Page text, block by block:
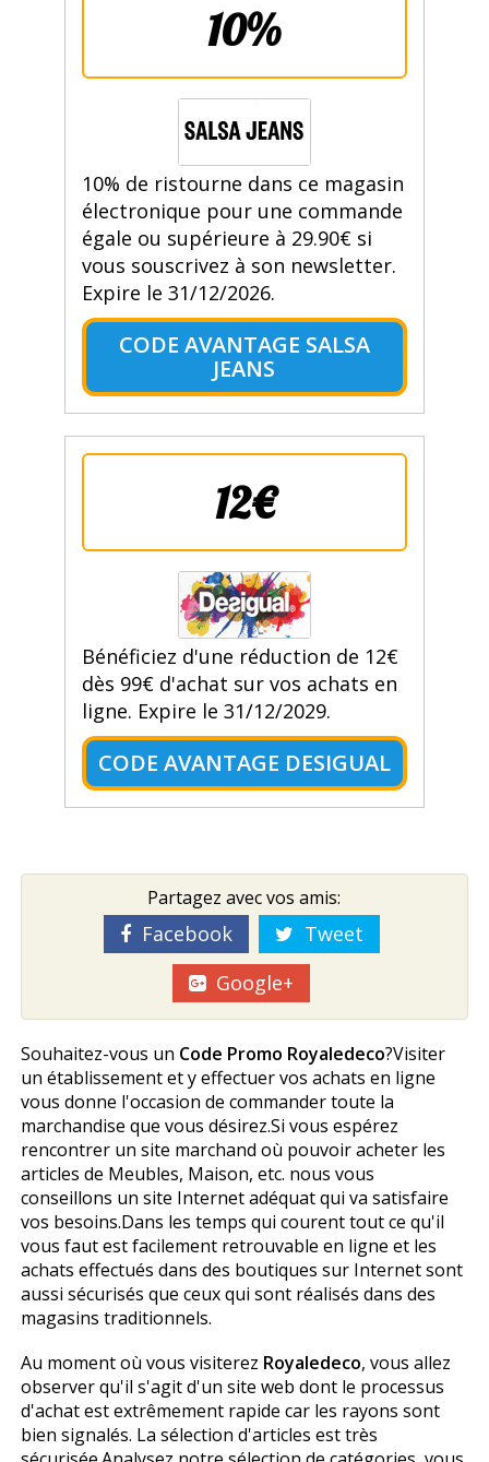
10%
10% de ristourne dans ce magasin
électronique pour une commande
égale ou supérieure à 29.90€ si
vous souscrivez à son newsletter.
Expire le 31/12/2026.
CODE AVANTAGE SALSA
JEANS
12€
Bénéficiez d'une réduction de 12€
dès 99€ d'achat sur vos achats en
ligne. Expire le 31/12/2029.
CODE AVANTAGE DESIGUAL
Partagez avec vos amis:
Facebook
Tweet
Google+
Souhaitez-vous un Code Promo Royaledeco?Visiter
un établissement et y effectuer vos achats en ligne
vous donne l'occasion de commander toute la
marchandise que vous désirez.Si vous espérez
rencontrer un site marchand où pouvoir acheter les
articles de Meubles, Maison, etc. nous vous
conseillons un site Internet adéquat qui va satisfaire
vos besoins.Dans les temps qui courent tout ce qu'il
vous faut est facilement retrouvable en ligne et les
achats effectués dans des boutiques sur Internet sont
aussi sécurisés que ceux qui sont réalisés dans des
magasins traditionnels.
Au moment où vous visiterez Royaledeco, vous allez
observer qu'il s'agit d'un site web dont le processus
d'achat est extrêmement rapide car les rayons sont
bien signalés. La sélection d'articles est très